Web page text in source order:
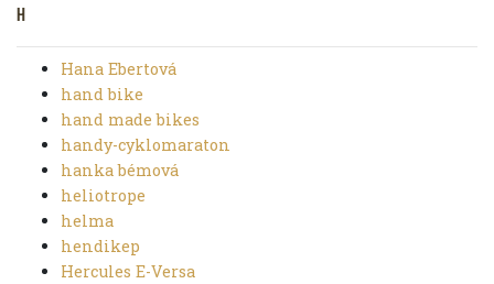
H
Hana Ebertová
hand bike
hand made bikes
handy-cyklomaraton
hanka bémová
heliotrope
helma
hendikep
Hercules E-Versa